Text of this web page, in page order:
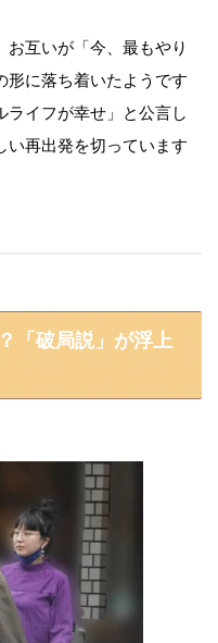
互いが「今、最もやり
形に落ち着いたようです
ライフが幸せ」と公言し
い再出発を切っています
「破局説」が浮上